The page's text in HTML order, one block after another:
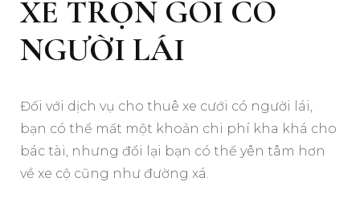
XE TRỌN GÓI CÓ
NGƯỜI LÁI
Đối với dịch vụ cho thuê xe cưới có người lái,
bạn có thể mất một khoản chi phí kha khá cho
bác tài, nhưng đổi lại bạn có thể yên tâm hơn
về xe cộ cũng như đường xá.